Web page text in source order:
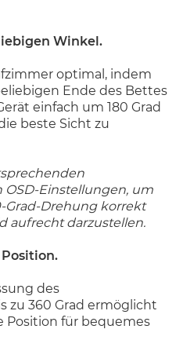
Winkel.
optimal, indem
Ende des Bettes
einfach um 180 Grad
beste Sicht zu
Einstellungen, um
Grad-Drehung korrekt
aufrecht darzustellen.
des
zu 360 Grad ermöglicht
Position für bequemes